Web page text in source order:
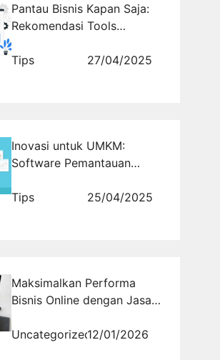
Pantau Bisnis Kapan Saja:
Rekomendasi Tools
Perusahaan Modern
Tips 27/04/2025
Inovasi untuk UMKM:
Software Pemantauan
Terbukti
Tips 25/04/2025
Maksimalkan Performa
Bisnis Online dengan Jasa
Uncategorized12/01/2026